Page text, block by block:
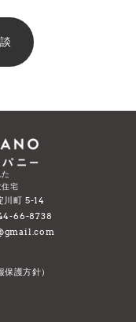
宅
川町 5-14
66-8738
護方針）